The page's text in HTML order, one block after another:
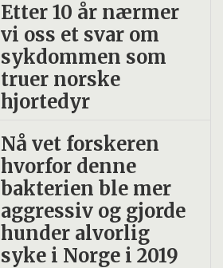
Etter 10 år nærmer
vi oss et svar om
sykdommen som
truer norske
hjortedyr
Nå vet forskeren
hvorfor denne
bakterien ble mer
aggressiv og gjorde
hunder alvorlig
syke i Norge i 2019